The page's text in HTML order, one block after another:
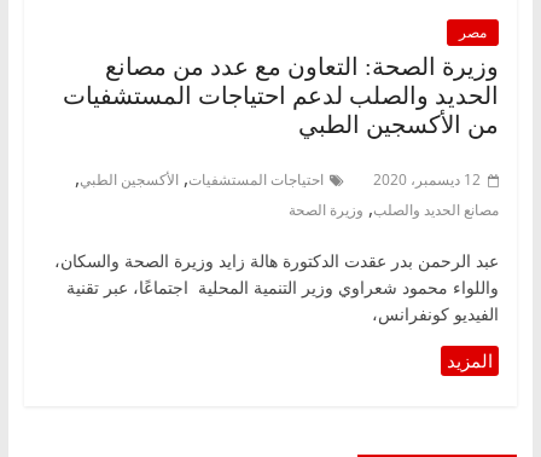
مصر
وزيرة الصحة: التعاون مع عدد من مصانع
الحديد والصلب لدعم احتياجات المستشفيات
من الأكسجين الطبي
12 ديسمبر، 2020 احتياجات المستشفيات, الأكسجين الطبي,
مصانع الحديد والصلب, وزيرة الصحة
عبد الرحمن بدر عقدت الدكتورة هالة زايد وزيرة الصحة والسكان،
واللواء محمود شعراوي وزير التنمية المحلية اجتماعًا، عبر تقنية
الفيديو كونفرانس،